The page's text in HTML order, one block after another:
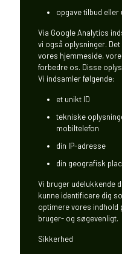
opgave tilbud
Via Google Analytics
vi også oplysninger.
vores hjemmeside,
forbedre os. Disse
Vi indsamler følgende:
et unikt ID
tekniske
mobiltelefon
din IP-adresse
din geografisk
Vi bruger udelukkende
kunne identificere dig
optimere vores indhold
bruger- og søgevenligt.
Sikkerhed